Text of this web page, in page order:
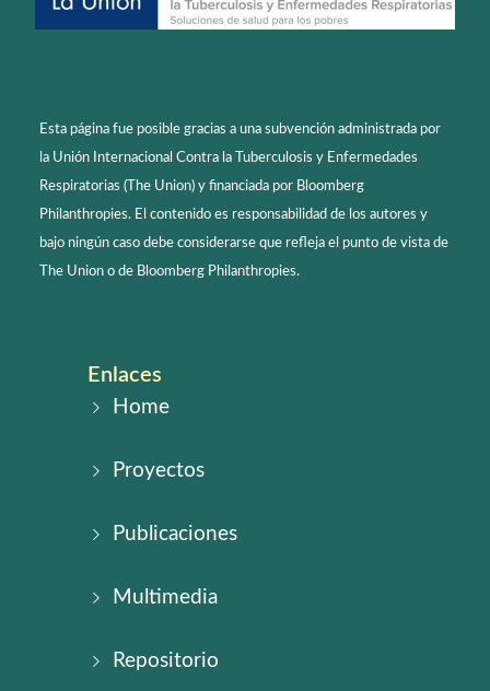
Esta página fue posible gracias a una subvención administrada por
la Unión Internacional Contra la Tuberculosis y Enfermedades
Respiratorias (The Union) y financiada por Bloomberg
Philanthropies. El contenido es responsabilidad de los autores y
bajo ningún caso debe considerarse que refleja el punto de vista de
The Union o de Bloomberg Philanthropies.
Enlaces
Home
Proyectos
Publicaciones
Multimedia
Repositorio